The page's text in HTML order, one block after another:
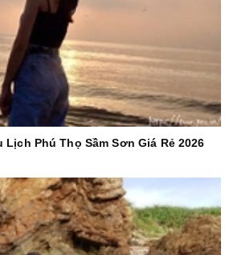
Lịch Phú Thọ Sầm Sơn Giá Rẻ 2026